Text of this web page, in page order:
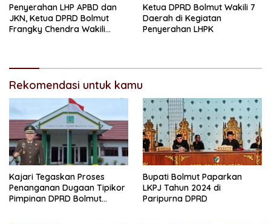
Penyerahan LHP APBD dan
JKN, Ketua DPRD Bolmut
Frangky Chendra Wakili
Ketua DPRD Bolmut Wakili 7
Daerah di Kegiatan
Penyerahan LHPK
Rekomendasi untuk kamu
Kajari Tegaskan Proses
Penanganan Dugaan Tipikor
Pimpinan DPRD Bolmut
Bupati Bolmut Paparkan
LKPJ Tahun 2024 di
Paripurna DPRD